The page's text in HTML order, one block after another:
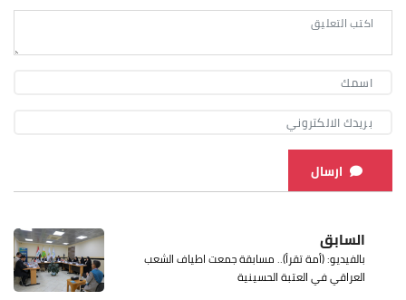
ارسال
السابق
بالفيديو: (أمة تقرأ).. مسابقة جمعت اطياف الشعب
العراقي في العتبة الحسينية